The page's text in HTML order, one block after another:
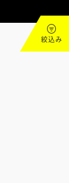
絞込み